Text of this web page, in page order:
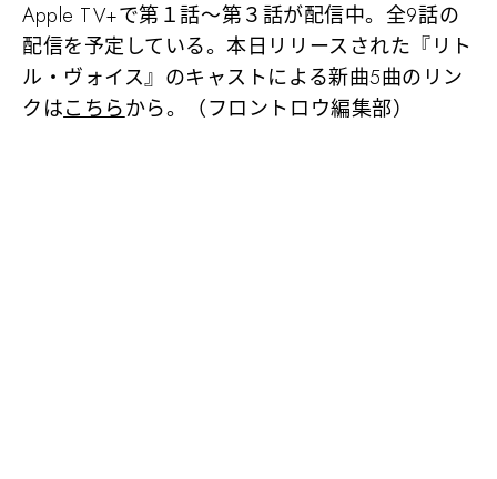
Apple TV+で第１話～第３話が配信中。全9話の
配信を予定している。本日リリースされた『リト
ル・ヴォイス』のキャストによる新曲5曲のリン
クはこちらから。（フロントロウ編集部）